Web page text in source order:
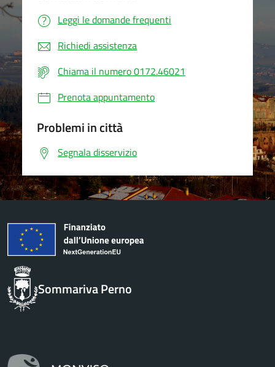
Leggi le domande frequenti
Richiedi assistenza
Chiama il numero 0172.46021
Prenota appuntamento
Problemi in città
Segnala disservizio
Sommariva Perno